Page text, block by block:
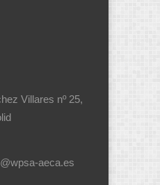
Villares nº 25,
aeca.es